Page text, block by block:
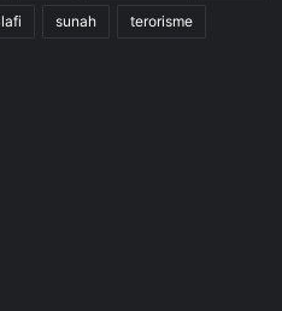
sunah terorisme